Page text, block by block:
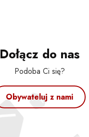
Dołącz do nas
Podoba Ci się?
Obywateluj z nami